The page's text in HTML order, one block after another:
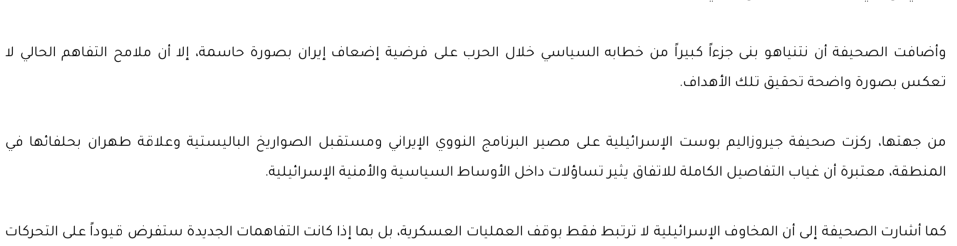
وأضافت الصحيفة أن نتنياهو بنى جزءاً كبيراً من خطابه السياسي خلال الحرب على فرضية إضعاف إيران بصورة حاسمة، إلا أن ملامح التفاهم الحالي لا
تعكس بصورة واضحة تحقيق تلك الأهداف.
من جهتها، ركزت صحيفة جيروزاليم بوست الإسرائيلية على مصير البرنامج النووي الإيراني ومستقبل الصواريخ الباليستية وعلاقة طهران بحلفائها في
المنطقة، معتبرة أن غياب التفاصيل الكاملة للاتفاق يثير تساؤلات داخل الأوساط السياسية والأمنية الإسرائيلية.
كما أشارت الصحيفة إلى أن المخاوف الإسرائيلية لا ترتبط فقط بوقف العمليات العسكرية، بل بما إذا كانت التفاهمات الجديدة ستفرض قيوداً على التحركات